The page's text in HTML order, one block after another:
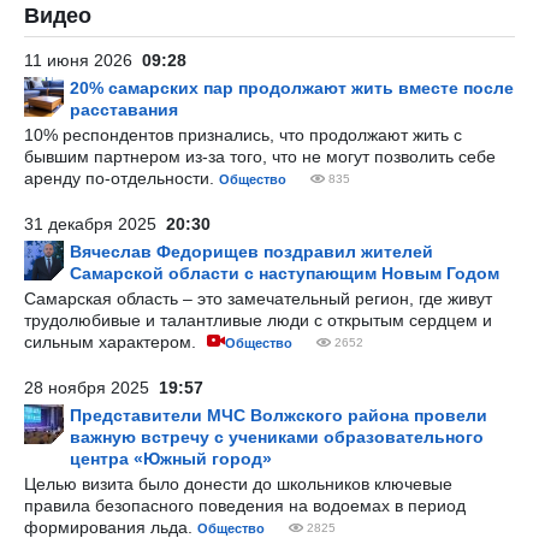
Видео
11 июня 2026 09:28
20% самарских пар продолжают жить вместе после
расставания
10% респондентов признались, что продолжают жить с
бывшим партнером из-за того, что не могут позволить себе
аренду по-отдельности.
Общество 835
31 декабря 2025 20:30
Вячеслав Федорищев поздравил жителей
Самарской области с наступающим Новым Годом
Самарская область – это замечательный регион, где живут
трудолюбивые и талантливые люди с открытым сердцем и
сильным характером.
Общество 2652
28 ноября 2025 19:57
Представители МЧС Волжского района провели
важную встречу с учениками образовательного
центра «Южный город»
Целью визита было донести до школьников ключевые
правила безопасного поведения на водоемах в период
формирования льда.
Общество 2825